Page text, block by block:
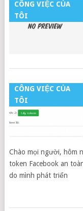
CÔNG VIỆC CỦA
TÔI
CÔNG VIỆC CỦA
TÔI
Chào mọi người, hôm
token Facebook an
do mình phát triển